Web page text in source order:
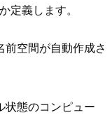
定義します。
空間が自動作成さ
状態のコンピュー